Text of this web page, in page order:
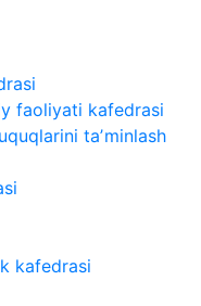
faoliyati kafedrasi
taʼminlash
kafedrasi